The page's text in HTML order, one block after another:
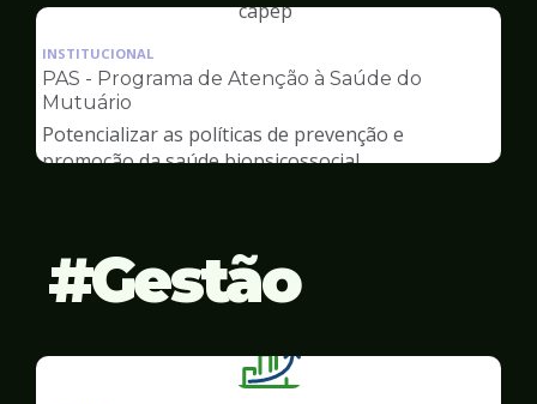
Ilustração
pagina
Capep
INSTITUCIONAL
PAS - Programa de Atenção à Saúde do
Mutuário
Potencializar as políticas de prevenção e
promoção da saúde biopsicossocial
Gestão